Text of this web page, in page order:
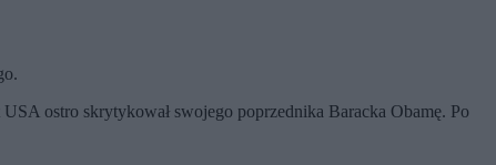
USA ostro skrytykował swojego poprzednika Baracka Obamę. Po